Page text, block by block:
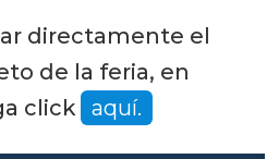
directamente el
de la feria, en
click
aquí.